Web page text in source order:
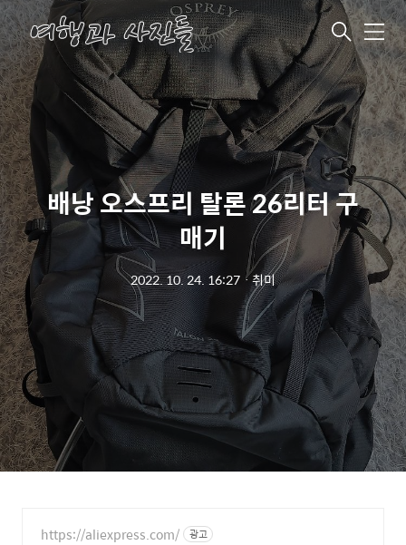
메
뉴
배낭 오스프리 탈론 26리터 구
매기
2022. 10. 24. 16:27 ㆍ취미
https://aliexpress.com/ 광고